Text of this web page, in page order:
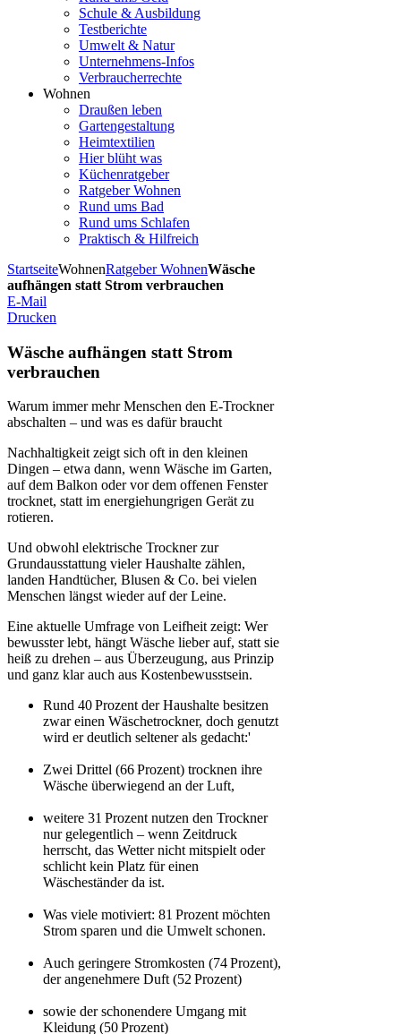
Schule & Ausbildung
Testberichte
Umwelt & Natur
Unternehmens-Infos
Verbraucherrechte
Wohnen
Draußen leben
Gartengestaltung
Heimtextilien
Hier blüht was
Küchenratgeber
Ratgeber Wohnen
Rund ums Bad
Rund ums Schlafen
Praktisch & Hilfreich
StartseiteWohnenRatgeber WohnenWäsche
aufhängen statt Strom verbrauchen
E-Mail
Drucken
Wäsche aufhängen statt Strom
verbrauchen
Warum immer mehr Menschen den E-Trockner
abschalten – und was es dafür braucht
Nachhaltigkeit zeigt sich oft in den kleinen
Dingen – etwa dann, wenn Wäsche im Garten,
auf dem Balkon oder vor dem offenen Fenster
trocknet, statt im energiehungrigen Gerät zu
rotieren.
Und obwohl elektrische Trockner zur
Grundausstattung vieler Haushalte zählen,
landen Handtücher, Blusen & Co. bei vielen
Menschen längst wieder auf der Leine.
Eine aktuelle Umfrage von Leifheit zeigt: Wer
bewusster lebt, hängt Wäsche lieber auf, statt sie
heiß zu drehen – aus Überzeugung, aus Prinzip
und ganz klar auch aus Kostenbewusstsein.
Rund 40 Prozent der Haushalte besitzen
zwar einen Wäschetrockner, doch genutzt
wird er deutlich seltener als gedacht:'
Zwei Drittel (66 Prozent) trocknen ihre
Wäsche überwiegend an der Luft,
weitere 31 Prozent nutzen den Trockner
nur gelegentlich – wenn Zeitdruck
herrscht, das Wetter nicht mitspielt oder
schlicht kein Platz für einen
Wäscheständer da ist.
Was viele motiviert: 81 Prozent möchten
Strom sparen und die Umwelt schonen.
Auch geringere Stromkosten (74 Prozent),
der angenehmere Duft (52 Prozent)
sowie der schonendere Umgang mit
Kleidung (50 Prozent)